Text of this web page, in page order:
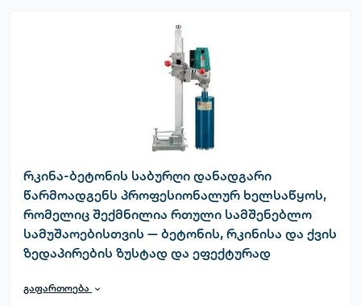
რკინა-ბეტონის საბურღი დანადგარი
წარმოადგენს პროფესიონალურ ხელსაწყოს,
რომელიც შექმნილია რთული სამშენებლო
სამუშაოებისთვის — ბეტონის, რკინისა და ქვის
ზედაპირების ზუსტად და ეფექტურად
ონლაინ მაღაზია B2M.GE გთავაზობს გამძლე
გაფართოება